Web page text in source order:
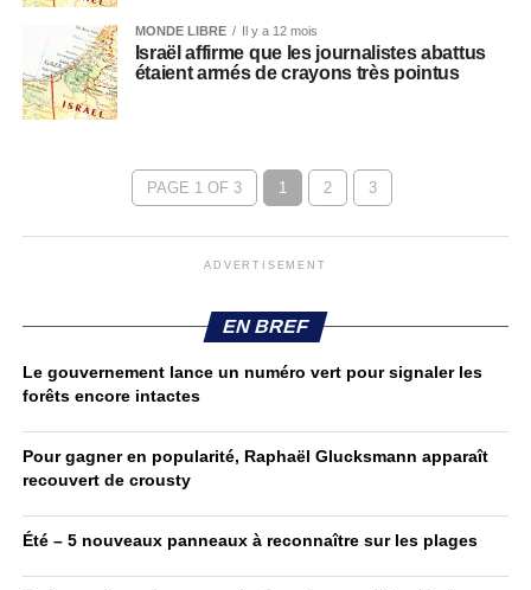
MONDE LIBRE Il y a 12 mois
Israël affirme que les journalistes abattus
étaient armés de crayons très pointus
PAGE 1 OF 3 1 2 3
ADVERTISEMENT
EN BREF
Le gouvernement lance un numéro vert pour signaler les
forêts encore intactes
Pour gagner en popularité, Raphaël Glucksmann apparaît
recouvert de crousty
Été – 5 nouveaux panneaux à reconnaître sur les plages